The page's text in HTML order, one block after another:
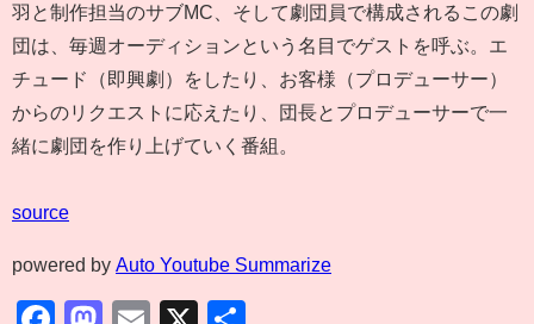
羽と制作担当のサブMC、そして劇団員で構成されるこの劇
団は、毎週オーディションという名目でゲストを呼ぶ。エ
チュード（即興劇）をしたり、お客様（プロデューサー）
からのリクエストに応えたり、団長とプロデューサーで一
緒に劇団を作り上げていく番組。
source
powered by Auto Youtube Summarize